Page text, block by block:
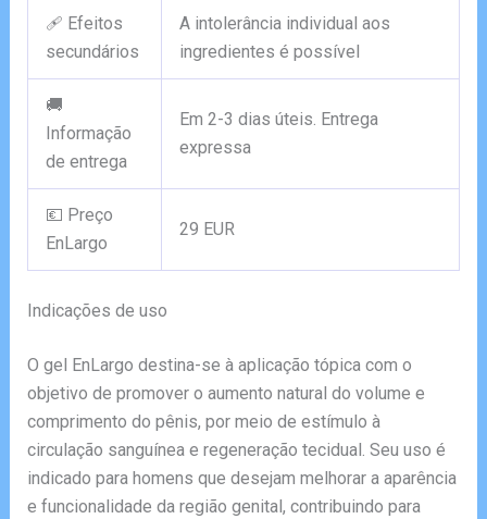
🩹 Efeitos
secundários
A intolerância individual aos
ingredientes é possível
🚚
Informação
de entrega
Em 2-3 dias úteis. Entrega
expressa
💶 Preço
EnLargo
29 EUR
Indicações de uso
O gel EnLargo destina-se à aplicação tópica com o
objetivo de promover o aumento natural do volume e
comprimento do pênis, por meio de estímulo à
circulação sanguínea e regeneração tecidual. Seu uso é
indicado para homens que desejam melhorar a aparência
e funcionalidade da região genital, contribuindo para